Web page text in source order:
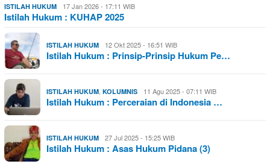
ISTILAH HUKUM 17 Jan 2026 - 17:11 WIB
Istilah Hukum : KUHAP 2025
ISTILAH HUKUM 12 Okt 2025 - 16:51 WIB
Istilah Hukum : Prinsip-Prinsip Hukum Pe…
ISTILAH HUKUM KOLUMNIS 11 Agu 2025 - 07:11 WIB
Istilah Hukum : Perceraian di Indonesia …
ISTILAH HUKUM 27 Jul 2025 - 15:25 WIB
Istilah Hukum : Asas Hukum Pidana (3)